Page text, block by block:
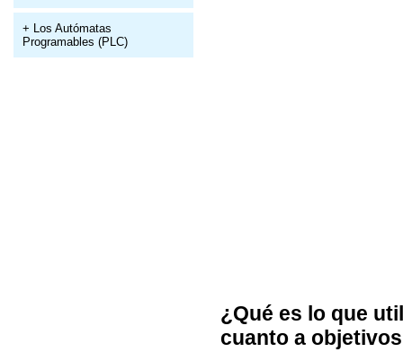
+ Los Autómatas
Programables (PLC)
¿Qué es lo que
cuanto a